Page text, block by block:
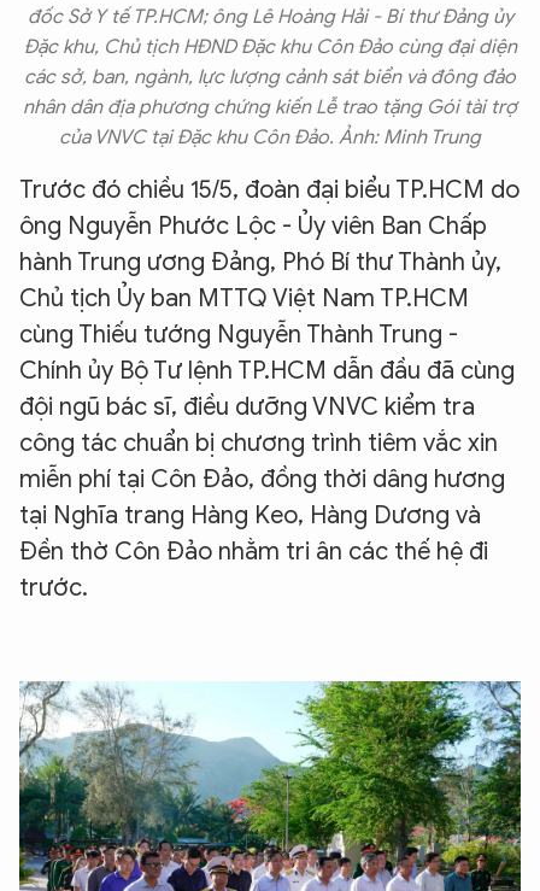
đốc Sở Y tế TP.HCM; ông Lê Hoàng Hải - Bí thư Đảng ủy
Đặc khu, Chủ tịch HĐND Đặc khu Côn Đảo cùng đại diện
các sở, ban, ngành, lực lượng cảnh sát biển và đông đảo
nhân dân địa phương chứng kiến Lễ trao tặng Gói tài trợ
của VNVC tại Đặc khu Côn Đảo. Ảnh: Minh Trung
Trước đó chiều 15/5, đoàn đại biểu TP.HCM do
ông Nguyễn Phước Lộc - Ủy viên Ban Chấp
hành Trung ương Đảng, Phó Bí thư Thành ủy,
Chủ tịch Ủy ban MTTQ Việt Nam TP.HCM
cùng Thiếu tướng Nguyễn Thành Trung -
Chính ủy Bộ Tư lệnh TP.HCM dẫn đầu đã cùng
đội ngũ bác sĩ, điều dưỡng VNVC kiểm tra
công tác chuẩn bị chương trình tiêm vắc xin
miễn phí tại Côn Đảo, đồng thời dâng hương
tại Nghĩa trang Hàng Keo, Hàng Dương và
Đền thờ Côn Đảo nhằm tri ân các thế hệ đi
trước.